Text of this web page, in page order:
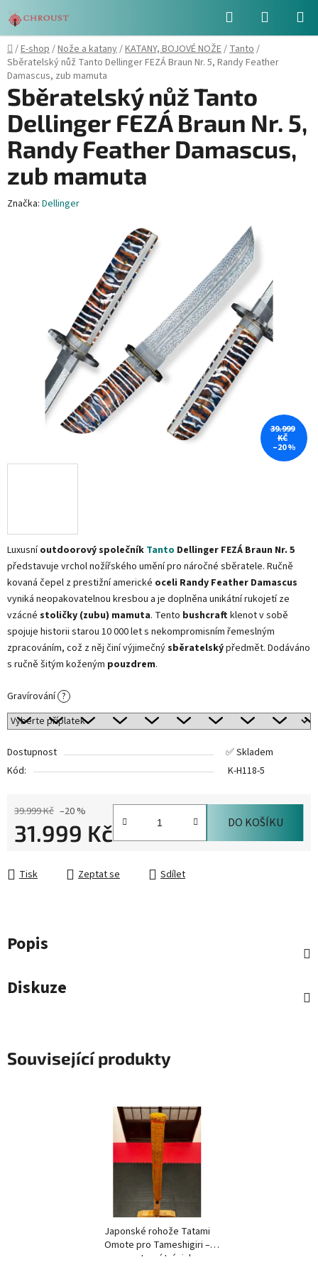
na
obsah
Hledat
KOŠÍK
Domů
/E-shop/Nože a katany/KATANY, BOJOVÉ NOŽE/Tanto/
Sběratelský nůž Tanto Dellinger FEZÁ Braun Nr. 5, Randy Feather
Damascus, zub mamuta
Luxusníoutdoorový společník Tanto Dellinger FEZÁ Braun Nr. 5
představuje vrchol nožířského umění pro náročné sběratele. Ručně
kovaná čepel z prestižní americké oceli Randy Feather Damascus
vyniká neopakovatelnou kresbou a je doplněna unikátní rukojetí ze
vzácné stoličky (zubu) mamuta. Tento bushcraftklenot v sobě
spojuje historii starou 10 000 let s nekompromisním řemeslným
zpracováním, což z něj činí výjimečnýsběratelskýpředmět. Dodáváno
s ručně šitým koženým pouzdrem.
Gravírování ?
Dostupnost
✅ Skladem
Kód:
K-H118-5
39.999 Kč –20 %
31.999 Kč DO KOŠÍKU
Tisk Zeptat se Sdílet
Sběratelský nůž Tanto
Dellinger FEZÁ Braun Nr. 5,
Randy Feather Damascus,
zub mamuta
Značka: Dellinger
39.999
KČ
–20 %
Popis
Diskuze
Související produkty
Japonské rohože Tatami
Omote pro Tameshigiri –
sportovní trénink